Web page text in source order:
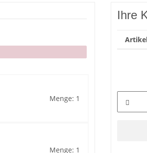
Menge: 1
Menge: 1
Ihre